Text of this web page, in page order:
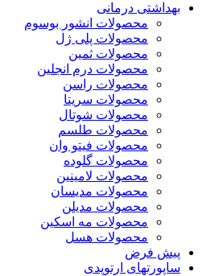
بهداشتی درمانی
محصولات انشور بوسوم
محصولات پلی ژل
محصولات ثمین
محصولات درم انجلین
محصولات راسن
محصولات سریتا
محصولات شوتال
محصولات طلسم
محصولات فیتو وان
محصولات گلوده
محصولات لامینین
محصولات مدیسان
محصولات مدیلن
محصولات مه اسکین
محصولات هسل
پیش فرض
ساپورتهای ارتوپدی